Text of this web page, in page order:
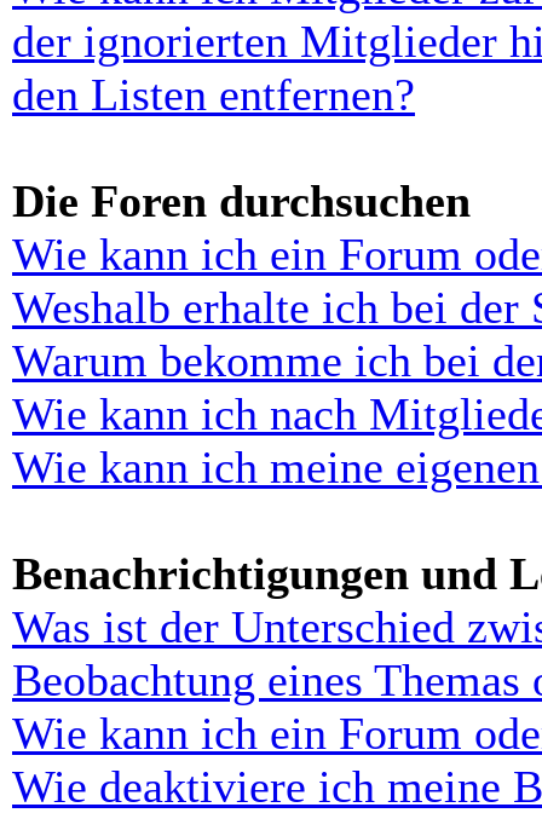
der ignorierten Mitglieder
den Listen entfernen?
Die Foren durchsuchen
Wie kann ich ein Forum
Weshalb erhalte ich bei der
Warum bekomme ich bei
Wie kann ich nach
Wie kann ich meine
Benachrichtigungen und
Was ist der Unterschied
Beobachtung eines Themas
Wie kann ich ein Forum
Wie deaktiviere ich meine